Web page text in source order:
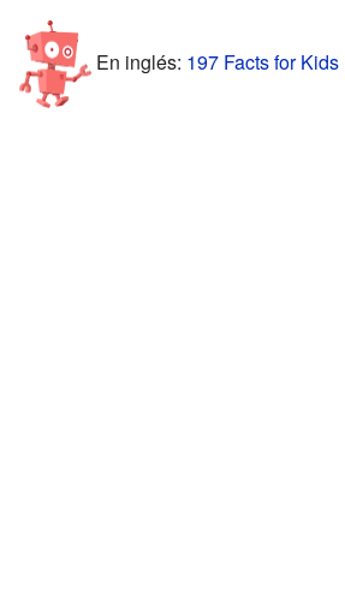
En inglés: 197 Facts for Kids